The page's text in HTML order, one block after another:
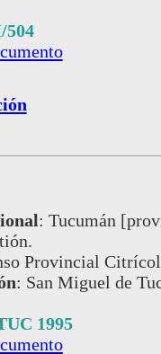
: Tucumán
Provincial
: San Miguel de
1995